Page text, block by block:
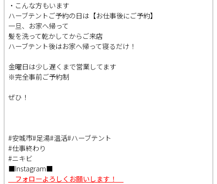
・こんな方もいます
ハーブテントご予約の日は【お仕事後にご予約】
一旦、お家へ帰って
髪を洗って乾かしてからご来店
ハーブテント後はお家へ帰って寝るだけ！
金曜日は少し遅くまで営業してます
※完全事前ご予約制
ぜひ！
#安城市#足湯#温活#ハーブテント
#仕事終わり
#ニキビ
■Instagram■
フォローよろしくお願いします！